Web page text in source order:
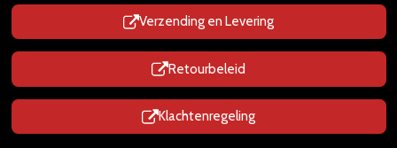
Verzending en Levering
Retourbeleid
Klachtenregeling